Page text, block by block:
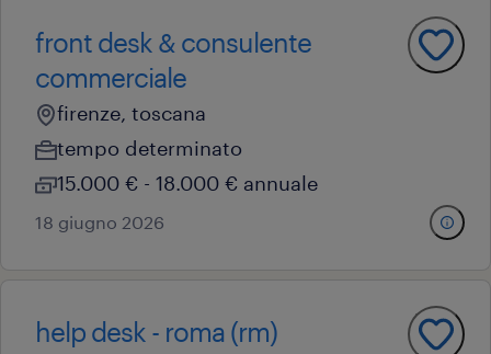
front desk & consulente
commerciale
firenze, toscana
tempo determinato
15.000 € - 18.000 € annuale
18 giugno 2026
help desk - roma (rm)